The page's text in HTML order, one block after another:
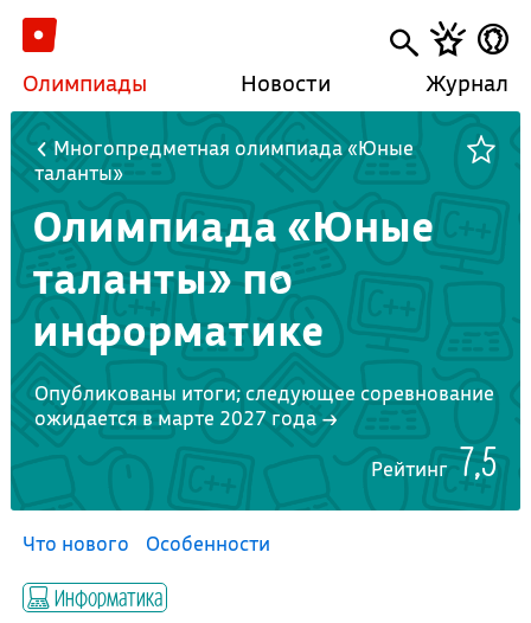
Олимпиады Новости Журнал
Многопредметная олимпиада «Юные
таланты»
Олимпиада «Юные
таланты» по
информатике
Опубликованы итоги; следующее соревнование
ожидается в марте 2027 года →
Рейтинг 7,5
Что нового Особенности
Информатика